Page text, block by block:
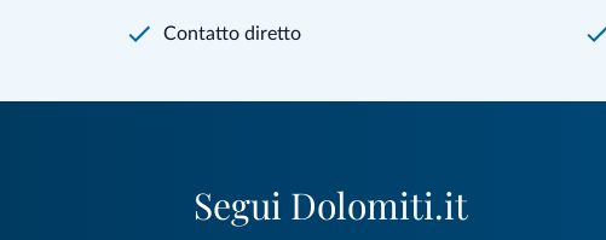
Contatto diretto
Segui Dolomiti.it